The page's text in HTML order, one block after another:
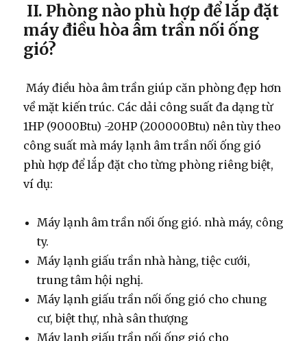
II. Phòng nào phù hợp để lắp đặt
máy điều hòa âm trần nối ống
gió?
Máy điều hòa âm trần giúp căn phòng đẹp hơn
về mặt kiến ​​trúc. Các dải công suất đa dạng từ
1HP (9000Btu) -20HP (200000Btu) nên tùy theo
công suất mà máy lạnh âm trần nối ống gió
phù hợp để lắp đặt cho từng phòng riêng biệt,
ví dụ:
Máy lạnh âm trần nối ống gió. nhà máy, công
ty.
Máy lạnh giấu trần nhà hàng, tiệc cưới,
trung tâm hội nghị.
Máy lạnh giấu trần nối ống gió cho chung
cư, biệt thự, nhà sân thượng
Máy lạnh giấu trần nối ống gió cho